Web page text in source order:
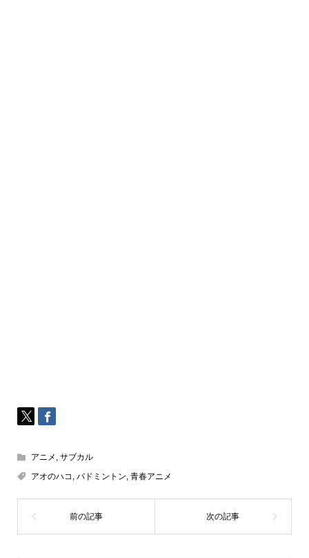
アニメ サブカル
アオのハコ バドミントン 青春アニメ